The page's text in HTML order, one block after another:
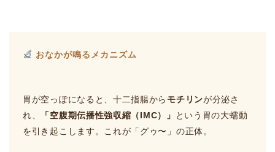
おなかが鳴るメカニズム
胃が空っぽになると、十二指腸から モチリンが分泌さ
れ、
「空腹期伝播性強収縮（IMC）」
という胃の大蠕動
を引き起こします。これが「グゥ〜」の正体。